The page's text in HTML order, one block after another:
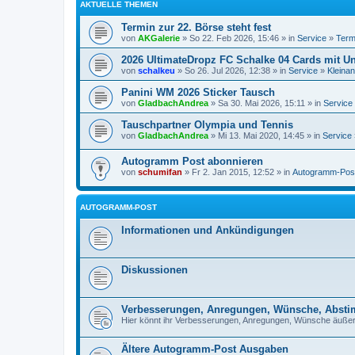
AKTUELLE THEMEN
Termin zur 22. Börse steht fest
von AKGalerie » So 22. Feb 2026, 15:46 » in Service »
2026 UltimateDropz FC Schalke 04 Cards mit
von schalkeu » So 26. Jul 2026, 12:38 » in Service »
Panini WM 2026 Sticker Tausch
von GladbachAndrea » Sa 30. Mai 2026, 15:11 » in Service
Tauschpartner Olympia und Tennis
von GladbachAndrea » Mi 13. Mai 2020, 14:45 » in Service
Autogramm Post abonnieren
von schumifan » Fr 2. Jan 2015, 12:52 » in Autogramm-
AUTOGRAMM-POST
Informationen und Ankündigungen
Diskussionen
Verbesserungen, Anregungen, Wünsche,
Hier könnt ihr Verbesserungen, Anregungen, Wünsche
Ältere Autogramm-Post Ausgaben